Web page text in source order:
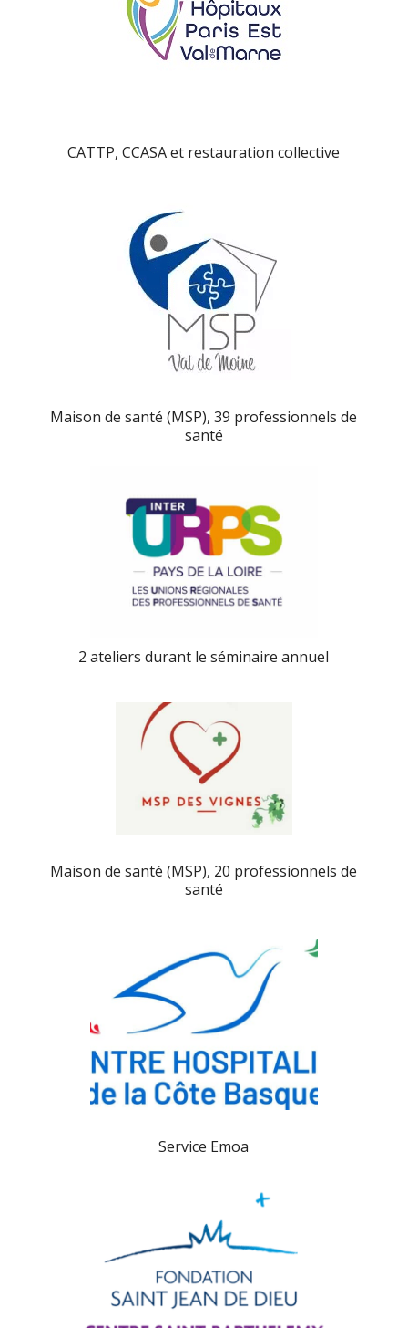
CATTP, CCASA et restauration collective
Maison de santé (MSP), 39 professionnels de
santé
2 ateliers durant le séminaire annuel
Maison de santé (MSP), 20 professionnels de
santé
Service Emoa